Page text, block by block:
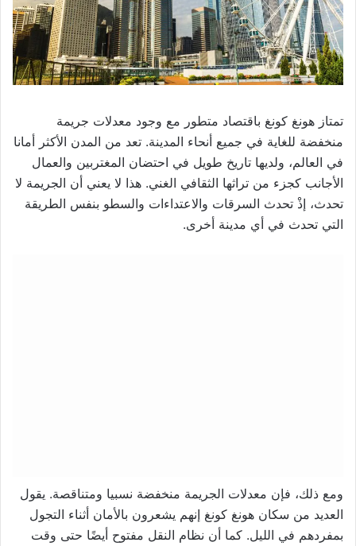
تمتاز هونغ كونغ باقتصاد متطور مع وجود معدلات جريمة
منخفضة للغاية في جميع أنحاء المدينة. تعد من المدن الأكثر أمانا
في العالم، ولديها تاريخ طويل في احتضان المغتربين والعمال
الأجانب كجزء من تراثها الثقافي الغني. هذا لا يعني أن الجريمة لا
تحدث، إذْ تحدث السرقات والاعتداءات والسطو بنفس الطريقة
التي تحدث في أي مدينة أخرى.
ومع ذلك، فإن معدلات الجريمة منخفضة نسبيا ومتناقصة. يقول
العديد من سكان هونغ كونغ إنهم يشعرون بالأمان أثناء التجول
بمفردهم في الليل. كما أن نظام النقل مفتوح أيضًا حتى وقت